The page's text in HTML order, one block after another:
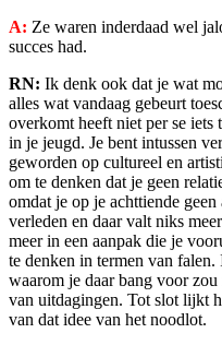
A: Ze waren inderdaad wel
succes had.
RN: Ik denk ook dat je wat
alles wat vandaag gebeurt
overkomt heeft niet per se iets
in je jeugd. Je bent intussen
geworden op cultureel en
om te denken dat je geen
omdat je op je achttiende
verleden en daar valt niks
meer in een aanpak die je
te denken in termen van
waarom je daar bang voor
van uitdagingen. Tot slot lijkt
van dat idee van het noodlot.